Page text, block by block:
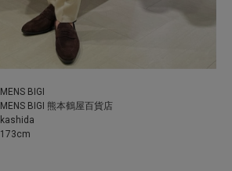
MENS BIGI
MENS BIGI 熊本鶴屋百貨店
kashida
173cm